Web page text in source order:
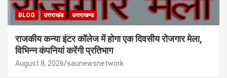
BLOG उत्तराखंड उत्तराखण्ड
राजकीय कन्या इंटर कॉलेज में होगा एक दिवसीय रोजगार मेला,
विभिन्न कंपनियां करेंगी प्रतिभाग
August 8, 2026 saunewsnetwork